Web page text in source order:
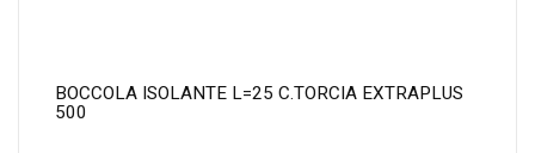
BOCCOLA ISOLANTE L=25 C.TORCIA EXTRAPLUS
500